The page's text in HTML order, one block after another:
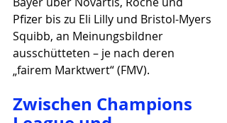
Pfizer bis zu Eli Lilly und Bristol-Myers
Squibb, an Meinungsbildner
ausschütteten – je nach deren
„fairem Marktwert“ (FMV).
Zwischen Champions